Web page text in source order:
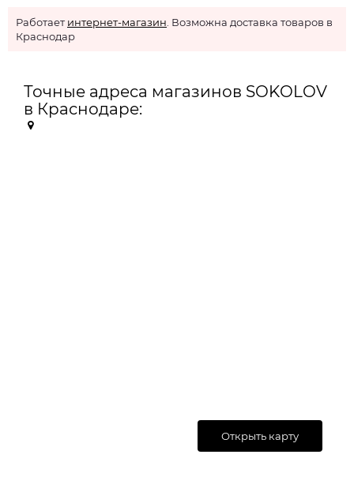
Работаетинтернет-магазин . Возможна доставка товаров в
Краснодар
Точные адреса магазинов SOKOLOV
в Краснодаре:
Открыть карту